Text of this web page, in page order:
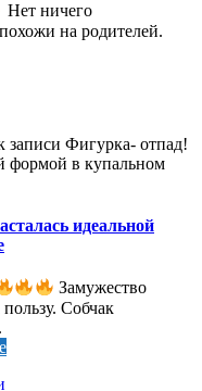
Нет ничего
на родителей.
записи Фигурка- отпад!
формой в купальном
идеальной
Замужество
Собчак